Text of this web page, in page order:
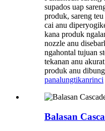
supados uap
produk, sareng
cai anu
kana produk
nozzle anu
ngahontal tujuan
tekanan anu
produk anu
panalungtikanrinci
Balasan